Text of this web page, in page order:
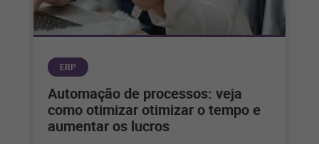
ERP
Automação de processos: veja
como otimizar otimizar o tempo e
aumentar os lucros